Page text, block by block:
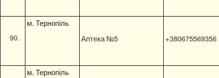
м. Тернопіль
Аптека №5 +380675569356
м. Тернопіль